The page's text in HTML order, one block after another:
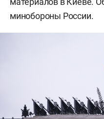
минобороны России.